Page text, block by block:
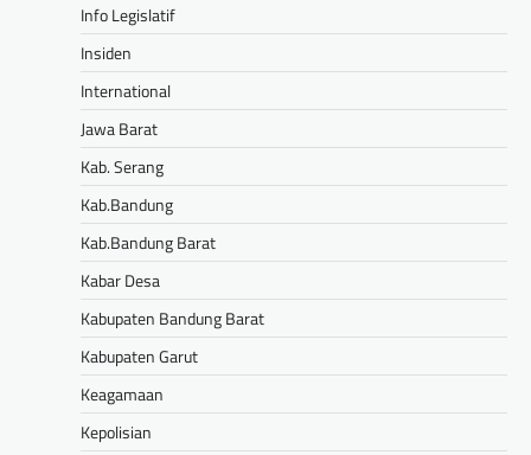
Info Legislatif
Insiden
International
Jawa Barat
Kab. Serang
Kab.Bandung
Kab.Bandung Barat
Kabar Desa
Kabupaten Bandung Barat
Kabupaten Garut
Keagamaan
Kepolisian